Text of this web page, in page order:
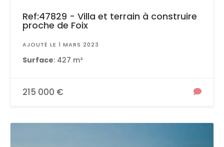
Ref:47829 - Villa et terrain à construire
proche de Foix
AJOUTÉ LE 1 MARS 2023
Surface: 427 m²
215 000 €